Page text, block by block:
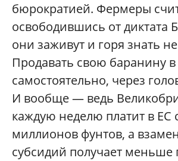
бюрократией. Фермеры
освободившись от диктата
они заживут и горя знать не
Продавать свою баранину
самостоятельно, через
И вообще — ведь
каждую неделю платит в ЕС
миллионов фунтов, а
субсидий получает